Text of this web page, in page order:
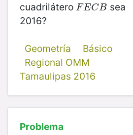
cuadrilátero FECB
FECB
sea
2016?
Geometría
Básico
Regional OMM
Tamaulipas 2016
Problema